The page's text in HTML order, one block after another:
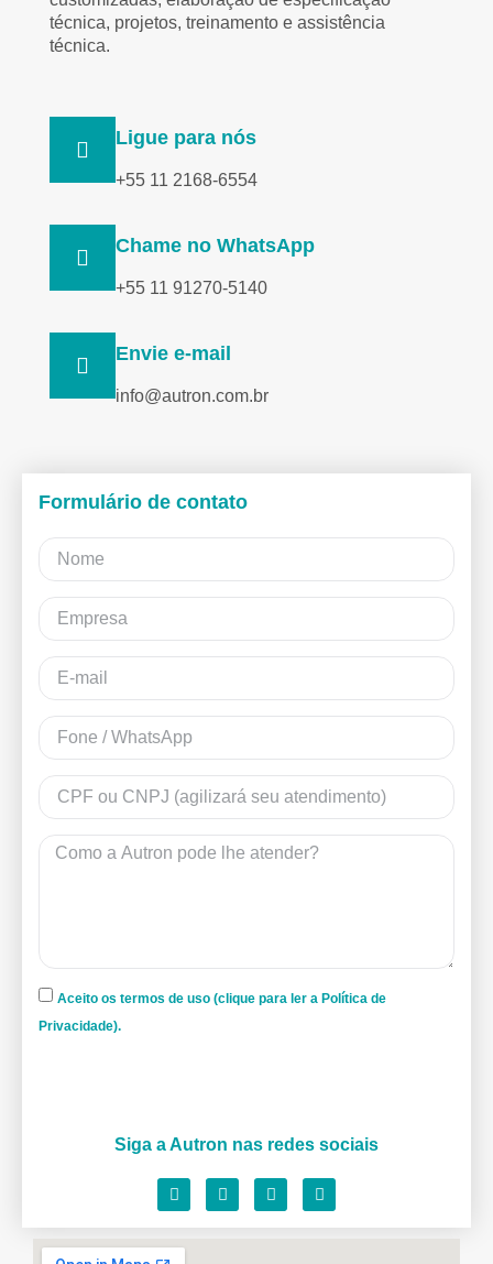
técnica, projetos, treinamento e assistência
técnica.
Ligue para nós
+55 11 2168-6554
Chame no WhatsApp
+55 11 91270-5140
Envie e-mail
info@autron.com.br
Formulário de contato
Aceito os termos de uso (clique para ler a Política de
Privacidade).
Siga a Autron nas redes sociais